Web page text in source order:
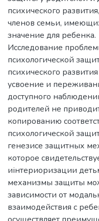
психического
членов семьи,
значение для ребенка.
Исследование
психологической
психического
усвоение и
доступного
родителей не
копированию
психологической
генезисе защитных
которое
иінтериоризации
механизмы защиты
зависимости от
взаимодействия с